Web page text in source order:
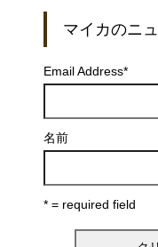
マイカのニ
Email Address*
名前
* = required field